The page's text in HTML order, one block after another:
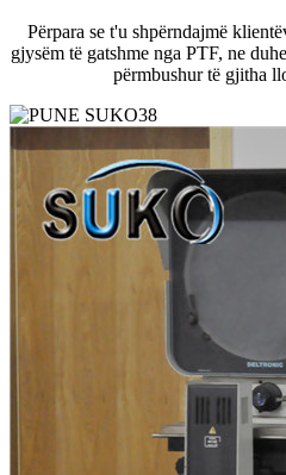
Përpara se t'u shpërndajmë
gjysëm të gatshme nga PTF, ne
përmbushur të gjitha